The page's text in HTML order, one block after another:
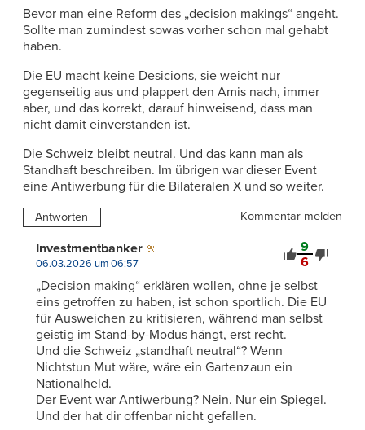
Bevor man eine Reform des „decision makings“ angeht.
Sollte man zumindest sowas vorher schon mal gehabt
haben.
Die EU macht keine Desicions, sie weicht nur
gegenseitig aus und plappert den Amis nach, immer
aber, und das korrekt, darauf hinweisend, dass man
nicht damit einverstanden ist.
Die Schweiz bleibt neutral. Und das kann man als
Standhaft beschreiben. Im übrigen war dieser Event
eine Antiwerbung für die Bilateralen X und so weiter.
Antworten Kommentar melden
9
6
Investmentbanker
06.03.2026 um 06:57
„Decision making“ erklären wollen, ohne je selbst
eins getroffen zu haben, ist schon sportlich. Die EU
für Ausweichen zu kritisieren, während man selbst
geistig im Stand-by-Modus hängt, erst recht.
Und die Schweiz „standhaft neutral“? Wenn
Nichtstun Mut wäre, wäre ein Gartenzaun ein
Nationalheld.
Der Event war Antiwerbung? Nein. Nur ein Spiegel.
Und der hat dir offenbar nicht gefallen.